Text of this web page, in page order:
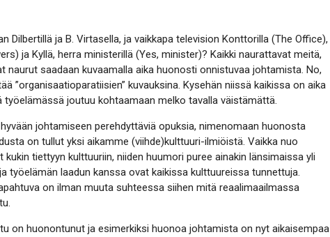
Dilbertillä ja B. Virtasella, ja vaikkapa television Konttorilla (The Office),
ja Kyllä, herra ministerillä (Yes, minister)? Kaikki naurattavat meitä,
naurut saadaan kuvaamalla aika huonosti onnistuvaa johtamista. No,
”organisaatioparatiisien” kuvauksina. Kysehän niissä kaikissa on aika
joutuu kohtaamaan melko tavalla väistämättä.
johtamiseen perehdyttäviä opuksia, nimenomaan huonosta
on tullut yksi aikamme (viihde)kulttuuri-ilmiöistä. Vaikka nuo
tiettyyn kulttuuriin, niiden huumori puree ainakin länsimaissa yli
työelämän laadun kanssa ovat kaikissa kulttuureissa tunnettuja.
on ilman muuta suhteessa siihen mitä reaalimaailmassa
on huonontunut ja esimerkiksi huonoa johtamista on nyt aikaisempaa